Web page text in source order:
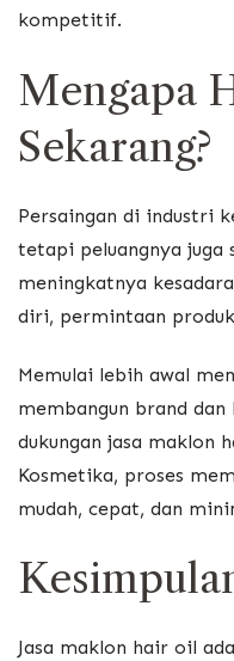
kompetitif.
Mengapa
Sekarang?
Persaingan di industri
tetapi peluangnya juga
meningkatnya
diri, permintaan
Memulai lebih awal
membangun brand
dukungan jasa maklon
Kosmetika, proses
mudah, cepat, dan
Jasa maklon hair oil